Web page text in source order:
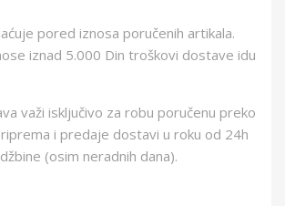
8606006535441
pored iznosa poručenih artikala.
iznad 5.000 Din troškovi dostave idu
važi isključivo za robu poručenu preko
i predaje dostavi u roku od 24h
(osim neradnih dana).